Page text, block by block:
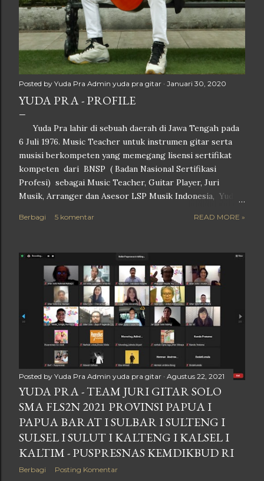
Posted by Yuda Pra Admin yuda pra gitar Januari 30, 2020
YUDA PRA - PROFILE
Yuda Pra lahir di sebuah daerah di Jawa Tengah pada
6 Juli 1976. Music Teacher untuk instrumen gitar serta
musisi berkompeten yang memegang lisensi sertifikat
kompeten dari BNSP ( Badan Nasional Sertifikasi
Profesi) sebagai Music Teacher, Guitar Player, Juri
Musik, Arranger dan Asesor LSP Musik Indonesia, Yuda
sebuah Universitas swasta di Kota Semarang,
pendidikan musiknya di Yogyakarta dan Yamaha Musik
Indonesia (Gitar Klasik) dan beberapa mentor untuk
instrumen gitar, karirnya didedikasikan untuk dunia
pendidikan dan entertainment. Menjadi staf pengajar di
lembaga pendidikan musik serta mentor untuk instrumen
gitar di beberapa sekolah SMP, SMA dan SMK negeri
maupun swasta dan privat class serta menjadi team
penguji atau Asesor di LSP MI ( Lembaga Sertifikasi
Profesi Musik Indonesia) di bawah Lisensi BNSP (Bada...
Berbagi 5 komentar READ MORE »
Posted by Yuda Pra Admin yuda pra gitar Agustus 22, 2021
YUDA PRA - TEAM JURI GITAR SOLO
SMA FLS2N 2021 PROVINSI PAPUA I
PAPUA BARAT I SULBAR I SULTENG I
SULSEL I SULUT I KALTENG I KALSEL I
KALTIM - PUSPRESNAS KEMDIKBUD RI
Berbagi Posting Komentar